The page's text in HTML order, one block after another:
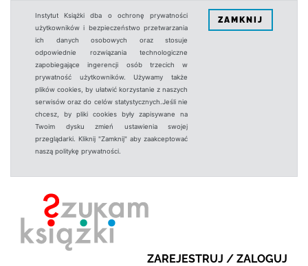
Instytut Książki dba o ochronę prywatności
użytkowników i bezpieczeństwo przetwarzania
ich danych osobowych oraz stosuje
odpowiednie rozwiązania technologiczne
zapobiegające ingerencji osób trzecich w
prywatność użytkowników. Używamy także
plików cookies, by ułatwić korzystanie z naszych
serwisów oraz do celów statystycznych.Jeśli nie
chcesz, by pliki cookies były zapisywane na
Twoim dysku zmień ustawienia swojej
przeglądarki. Kliknij "Zamknij" aby zaakceptować
naszą politykę prywatności.
ZAMKNIJ
ZAREJESTRUJ / ZALOGUJ